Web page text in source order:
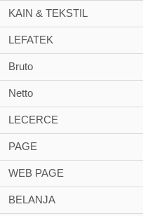
KAIN & TEKSTIL
LEFATEK
Bruto
Netto
LECERCE
PAGE
WEB PAGE
BELANJA